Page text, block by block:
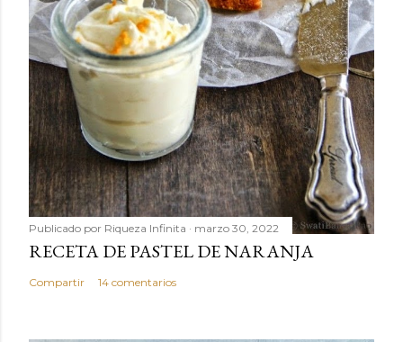
Publicado por Riqueza Infinita marzo 30, 2022
RECETA DE PASTEL DE NARANJA
Compartir 14 comentarios